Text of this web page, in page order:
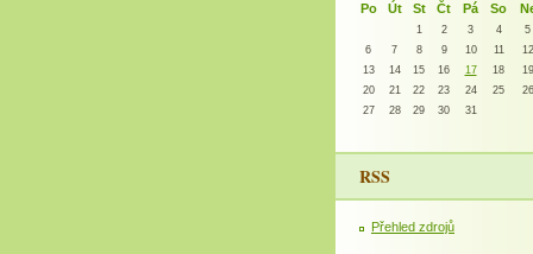
Po Út St Čt Pá So
1 2 3 4
5
6
7 8 9 10 11
12
13
14 15 16 17 18
19
20
21 22 23 24 25
26
27
28 29 30 31
RSS
Přehled zdrojů